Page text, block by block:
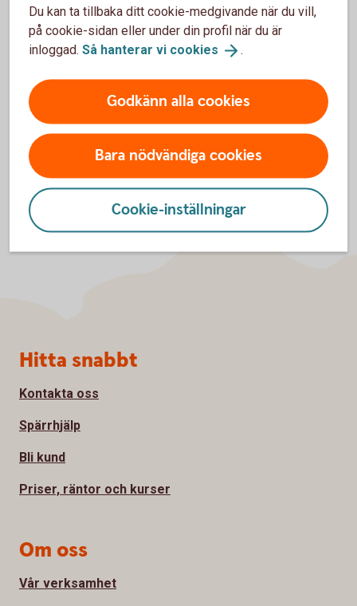
Sökande förening: Visseltofta IF
Hembygdskör
Sökande förening: Bjärnums Hembygdsförening
Du kan ta tillbaka ditt cookie-medgivande när du vill,
på cookie-sidan eller under din profil när du är
inloggad. Så hanterar vi cookies .
Godkänn alla cookies
Bara nödvändiga cookies
Cookie-inställningar
Sidfot
Hitta snabbt
Kontakta oss
Spärrhjälp
Bli kund
Priser, räntor och kurser
Om oss
Vår verksamhet